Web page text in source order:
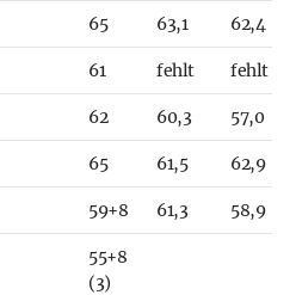
65 63,1 62,4
61 fehlt fehlt
62 60,3 57,0
65 61,5 62,9
59+8 61,3 58,9
55+8
(3)